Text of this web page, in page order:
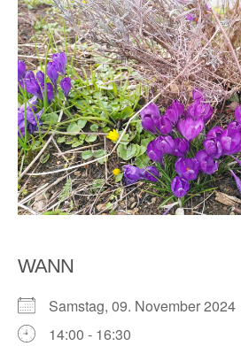
WANN
Samstag, 09. November 2024
14:00 - 16:30